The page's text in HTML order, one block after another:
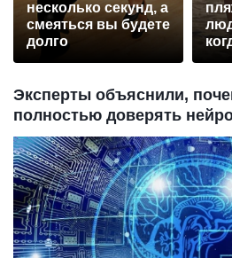
несколько секунд, а
смеяться вы будете
долго
Эксперты объяснили,
полностью доверять